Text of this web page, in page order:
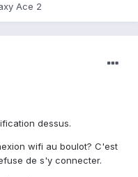
Ace 2
dessus.
wifi au boulot? C'est
de s'y connecter.